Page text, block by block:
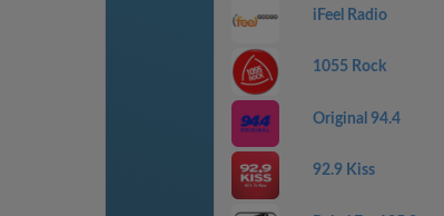
iFeel Radio
1055 Rock
Original 94.4
92.9 Kiss